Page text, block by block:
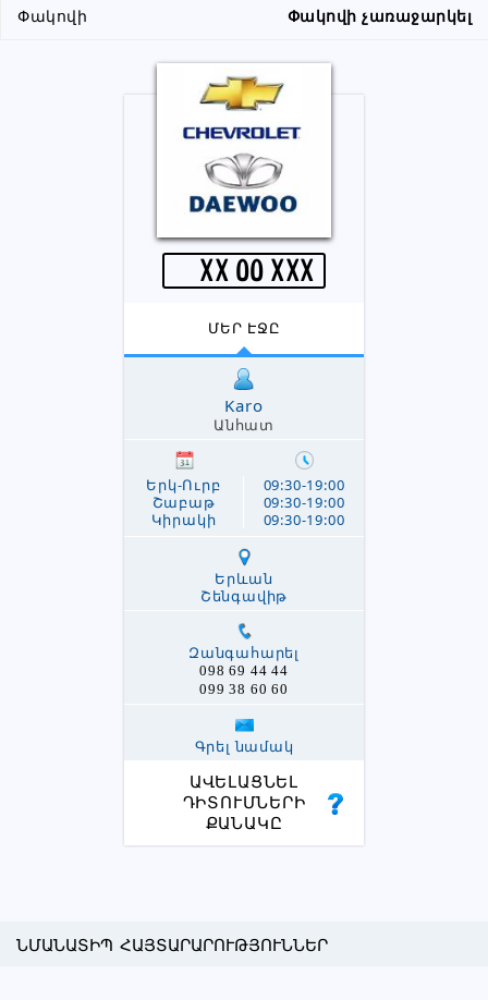
Փակովի Փակովի չառաջարկել
XX oo XXX
ՄԵՐ ԷՋԸ
Karo
Անհատ
Երկ-Ուրբ
Շաբաթ
Կիրակի
09:30-19:00
09:30-19:00
09:30-19:00
Երևան
Շենգավիթ
Զանգահարել
098 69 44 44
099 38 60 60
Գրել նամակ
ԱՎԵԼԱՑՆԵԼ
ԴԻՏՈՒՄՆԵՐԻ
ՔԱՆԱԿԸ
ՆՄԱՆԱՏԻՊ ՀԱՅՏԱՐԱՐՈՒԹՅՈՒՆՆԵՐ